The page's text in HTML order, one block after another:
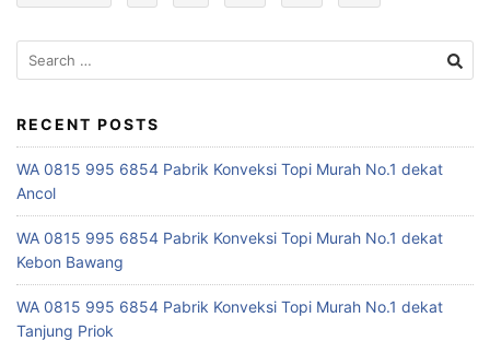
e
r
c
h
f
o
r
:
RECENT POSTS
WA 0815 995 6854 Pabrik Konveksi Topi Murah No.1 dekat
Ancol
WA 0815 995 6854 Pabrik Konveksi Topi Murah No.1 dekat
Kebon Bawang
WA 0815 995 6854 Pabrik Konveksi Topi Murah No.1 dekat
Tanjung Priok